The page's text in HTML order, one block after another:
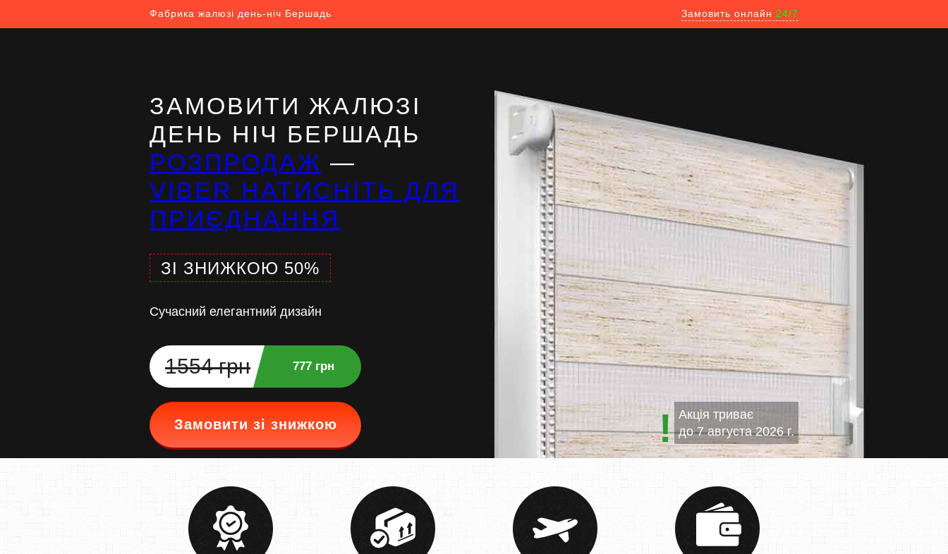
Фабрика жалюзі день-ніч Бершадь Замовить онлайн 24/7
ЗАМОВИТИ ЖАЛЮЗІ
ДЕНЬ НІЧ БЕРШАДЬ
РОЗПРОДАЖ —
VIBER НАТИСНІТЬ ДЛЯ
ПРИЄДНАННЯ
ЗІ ЗНИЖКОЮ 50%
Сучасний елегантний дизайн
1554 грн 777 грн
Замовити зі знижкою
Акція триває
до7 августа 2026 г.